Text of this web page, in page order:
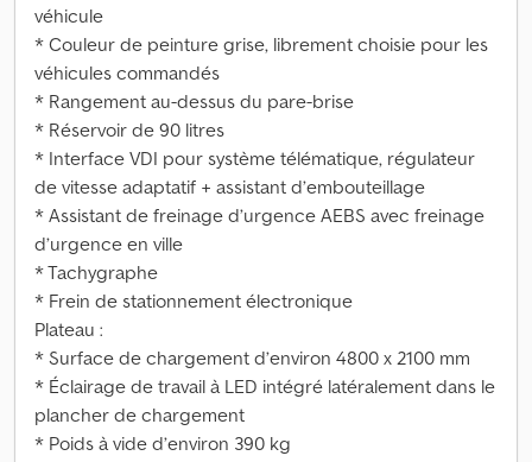
véhicule
* Couleur de peinture grise, librement choisie pour les
véhicules commandés
* Rangement au-dessus du pare-brise
* Réservoir de 90 litres
* Interface VDI pour système télématique, régulateur
de vitesse adaptatif + assistant d’embouteillage
* Assistant de freinage d’urgence AEBS avec freinage
d’urgence en ville
* Tachygraphe
* Frein de stationnement électronique
Plateau :
* Surface de chargement d’environ 4800 x 2100 mm
* Éclairage de travail à LED intégré latéralement dans le
plancher de chargement
* Poids à vide d’environ 390 kg